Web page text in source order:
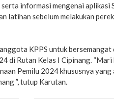
informasi mengenai aplikasi
latihan sebelum melakukan
KPPS untuk
di Rutan Kelas I Cipinang. “Mari
Pemilu 2024 khususnya yang
”, tutup Karutan.